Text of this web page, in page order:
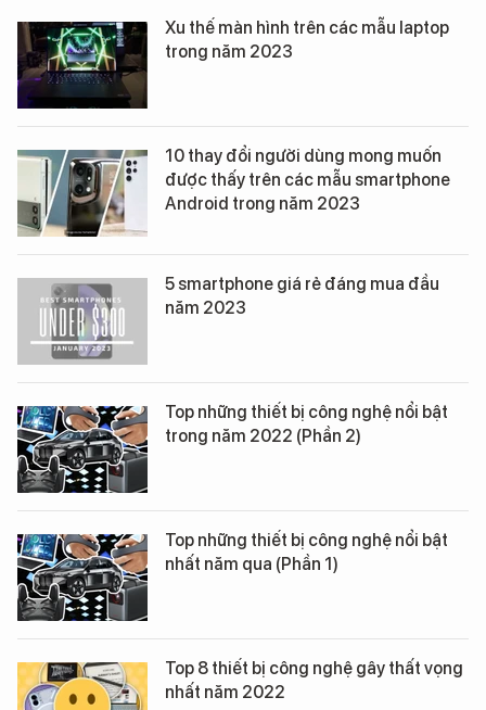
Xu thế màn hình trên các mẫu laptop
trong năm 2023
10 thay đổi người dùng mong muốn
được thấy trên các mẫu smartphone
Android trong năm 2023
5 smartphone giá rẻ đáng mua đầu
năm 2023
Top những thiết bị công nghệ nổi bật
trong năm 2022 (Phần 2)
Top những thiết bị công nghệ nổi bật
nhất năm qua (Phần 1)
Top 8 thiết bị công nghệ gây thất vọng
nhất năm 2022